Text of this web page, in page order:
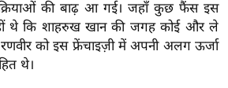
की बाढ़ आ गई। जहाँ कुछ फैंस इस
थे कि शाहरुख खान की जगह कोई और ले
को इस फ्रेंचाइज़ी में अपनी अलग ऊर्जा
थे।